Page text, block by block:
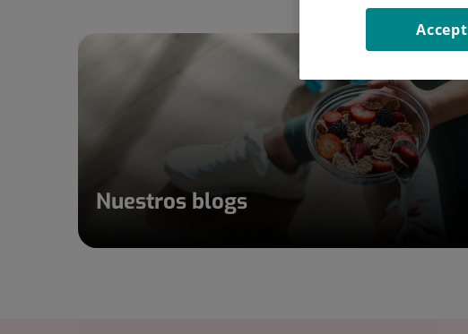
Nuestros blogs
Accept